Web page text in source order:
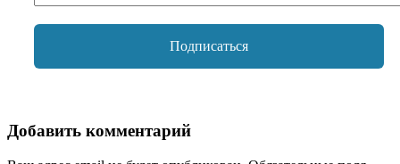
Добавить комментарий